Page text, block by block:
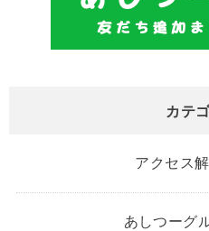
カテ
アクセス
あしつーグ